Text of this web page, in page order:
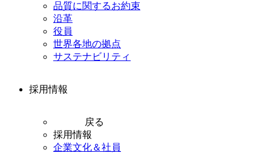
品質に関するお約束
沿革
役員
世界各地の拠点
サステナビリティ
採用情報
戻る
採用情報
企業文化＆社員